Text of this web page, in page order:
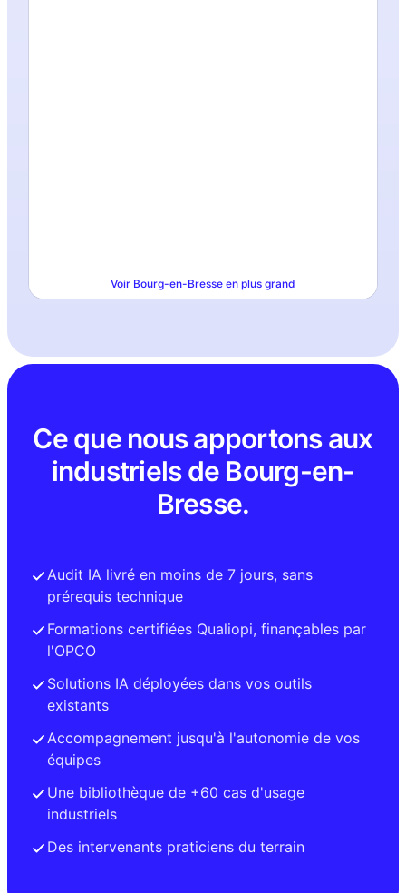
Voir Bourg-en-Bresse en plus grand
Ce que nous apportons aux
industriels de Bourg-en-
Bresse.
Audit IA livré en moins de 7 jours, sans
prérequis technique
Formations certifiées Qualiopi, finançables par
l'OPCO
Solutions IA déployées dans vos outils
existants
Accompagnement jusqu'à l'autonomie de vos
équipes
Une bibliothèque de +60 cas d'usage
industriels
Des intervenants praticiens du terrain